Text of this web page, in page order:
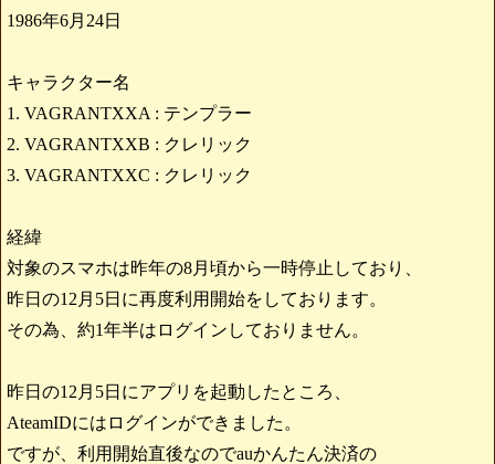
1986年6月24日
キャラクター名
1. VAGRANTXXA : テンプラー
2. VAGRANTXXB : クレリック
3. VAGRANTXXC : クレリック
経緯
対象のスマホは昨年の8月頃から一時停止しており、
昨日の12月5日に再度利用開始をしております。
その為、約1年半はログインしておりません。
昨日の12月5日にアプリを起動したところ、
AteamIDにはログインができました。
ですが、利用開始直後なのでauかんたん決済の